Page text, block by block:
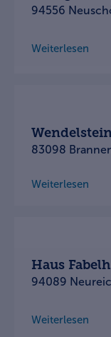
94556
Weiterlesen
83098
Weiterlesen
Haus
94089
Weiterlesen